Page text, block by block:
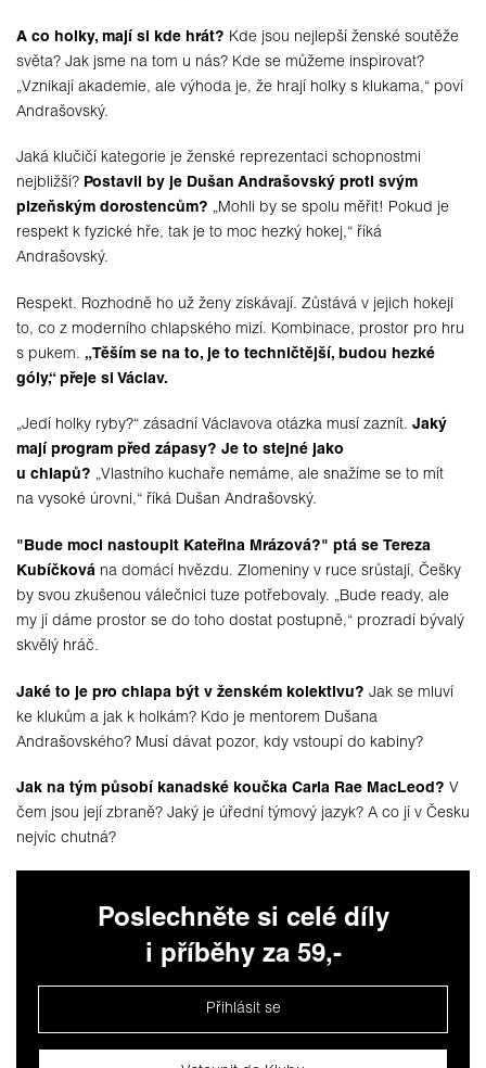
A co holky, mají si kde hrát? Kde jsou nejlepší ženské soutěže
světa? Jak jsme na tom u nás? Kde se můžeme inspirovat?
„Vznikají akademie, ale výhoda je, že hrají holky s klukama,“ poví
Andrašovský.
Jaká klučičí kategorie je ženské reprezentaci schopnostmi
nejbližší? Postavil by je Dušan Andrašovský proti svým
plzeňským dorostencům? „Mohli by se spolu měřit! Pokud je
respekt k fyzické hře, tak je to moc hezký hokej,“ říká
Andrašovský.
Respekt. Rozhodně ho už ženy získávají. Zůstává v jejich hokeji
to, co z moderního chlapského mizí. Kombinace, prostor pro hru
s pukem. „Těším se na to, je to techničtější, budou hezké
góly,“ přeje si Václav.
„Jedí holky ryby?“ zásadní Václavova otázka musí zaznít. Jaký
mají program před zápasy? Je to stejné jako
u chlapů? „Vlastního kuchaře nemáme, ale snažíme se to mít
na vysoké úrovni,“ říká Dušan Andrašovský.
"Bude moci nastoupit Kateřina Mrázová?" ptá se Tereza
Kubíčková na domácí hvězdu. Zlomeniny v ruce srůstají, Češky
by svou zkušenou válečnici tuze potřebovaly. „Bude ready, ale
my jí dáme prostor se do toho dostat postupně,“ prozradí bývalý
skvělý hráč.
Jaké to je pro chlapa být v ženském kolektivu? Jak se mluví
ke klukům a jak k holkám? Kdo je mentorem Dušana
Andrašovského? Musí dávat pozor, kdy vstoupí do kabiny?
Jak na tým působí kanadské koučka Carla Rae MacLeod? V
čem jsou její zbraně? Jaký je úřední týmový jazyk? A co jí v Česku
nejvíc chutná?
Poslechněte si celé díly
i příběhy za 59,-
Přihlásit se